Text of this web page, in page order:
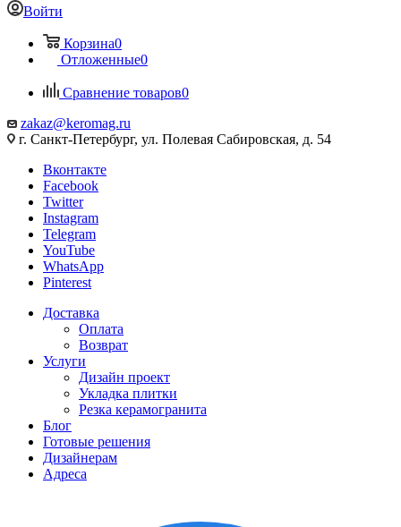
Войти
Корзина0
Отложенные0
Сравнение товаров0
zakaz@keromag.ru
г. Санкт-Петербург, ул. Полевая Сабировская, д. 54
Вконтакте
Facebook
Twitter
Instagram
Telegram
YouTube
WhatsApp
Pinterest
Доставка
Оплата
Возврат
Услуги
Дизайн проект
Укладка плитки
Резка керамогранита
Блог
Готовые решения
Дизайнерам
Адреса